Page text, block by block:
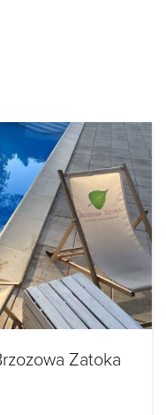
Zatoka